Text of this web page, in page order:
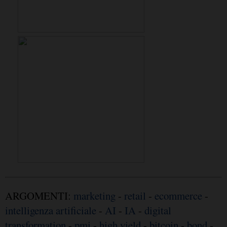
ARGOMENTI: marketing - retail - ecommerce -
intelligenza artificiale - AI - IA - digital